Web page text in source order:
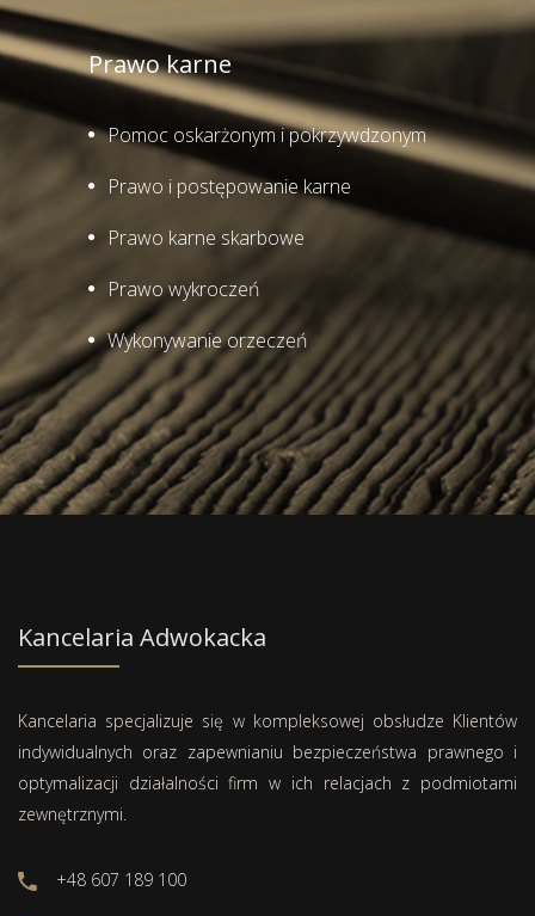
Prawo karne
Pomoc oskarżonym i pokrzywdzonym
Prawo i postępowanie karne
Prawo karne skarbowe
Prawo wykroczeń
Wykonywanie orzeczeń
Kancelaria Adwokacka
Kancelaria specjalizuje się w kompleksowej obsłudze Klientów
indywidualnych oraz zapewnianiu bezpieczeństwa prawnego i
optymalizacji działalności firm w ich relacjach z podmiotami
zewnętrznymi.
+48 607 189 100